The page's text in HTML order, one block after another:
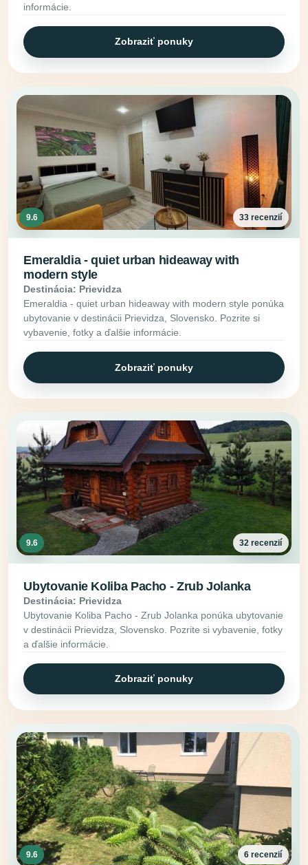
informácie.
Zobraziť ponuky
9.6 33 recenzií
Emeraldia - quiet urban hideaway with
modern style
Destinácia: Prievidza
Emeraldia - quiet urban hideaway with modern style ponúka
ubytovanie v destinácii Prievidza, Slovensko. Pozrite si
vybavenie, fotky a ďalšie informácie.
Zobraziť ponuky
9.6 32 recenzií
Ubytovanie Koliba Pacho - Zrub Jolanka
Destinácia: Prievidza
Ubytovanie Koliba Pacho - Zrub Jolanka ponúka ubytovanie
v destinácii Prievidza, Slovensko. Pozrite si vybavenie, fotky
a ďalšie informácie.
Zobraziť ponuky
9.6 6 recenzií